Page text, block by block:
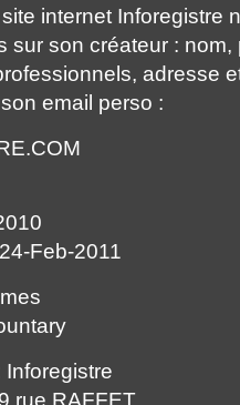
internet Inforegistre
sur son créateur :
adresse
email perso :
Feb-2011
rue RAFFET